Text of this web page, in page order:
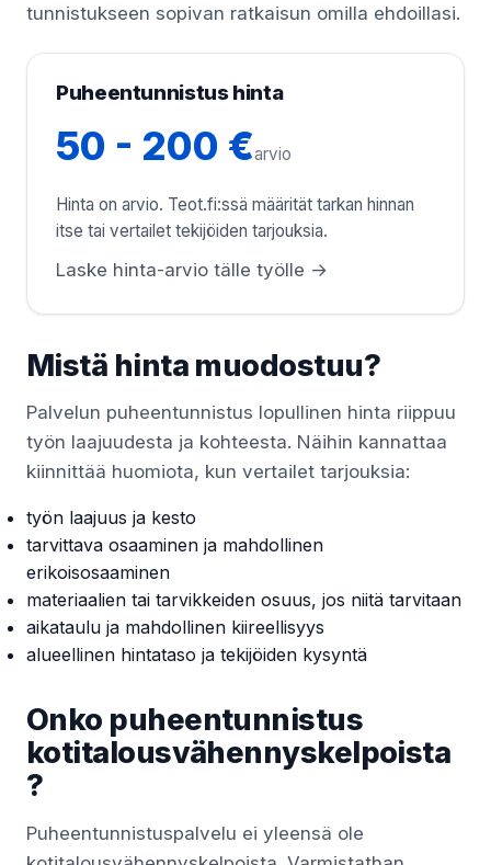
tunnistukseen sopivan ratkaisun omilla ehdoillasi.
Puheentunnistus hinta
50 - 200 €arvio
Hinta on arvio. Teot.fi:ssä määrität tarkan hinnan
itse tai vertailet tekijöiden tarjouksia.
Laske hinta-arvio tälle työlle →
Mistä hinta muodostuu?
Palvelun puheentunnistus lopullinen hinta riippuu
työn laajuudesta ja kohteesta. Näihin kannattaa
kiinnittää huomiota, kun vertailet tarjouksia:
työn laajuus ja kesto
tarvittava osaaminen ja mahdollinen
erikoisosaaminen
materiaalien tai tarvikkeiden osuus, jos niitä tarvitaan
aikataulu ja mahdollinen kiireellisyys
alueellinen hintataso ja tekijöiden kysyntä
Onko puheentunnistus
kotitalousvähennyskelpoista
?
Puheentunnistuspalvelu ei yleensä ole